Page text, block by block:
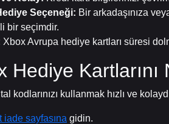
Seçeneği: Bir arkadaşınıza
bir seçimdir.
Xbox Avrupa hediye kartları süresi
Hediye Kartlarını
kodlarınızı kullanmak hızlı ve
iade sayfasına gidin.